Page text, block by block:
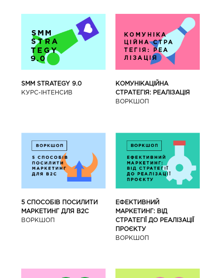
SMM STRATEGY 9.0
КУРС-IНТЕНСИВ
КОМУНІКАЦІЙНА
СТРАТЕГІЯ: РЕАЛІЗАЦІЯ
ВОРКШОП
5 СПОСОБІВ ПОСИЛИТИ
МАРКЕТИНГ ДЛЯ В2С
ВОРКШОП
ЕФЕКТИВНИЙ
МАРКЕТИНГ: ВІД
СТРАТЕГІЇ ДО РЕАЛІЗАЦІЇ
ПРОЄКТУ
ВОРКШОП